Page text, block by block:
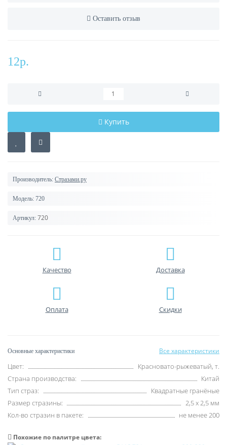
Оставить отзыв
12р.
Купить
Производитель: Стразами.ру
Модель: 720
Артикул: 720
Качество Доставка
Оплата Скидки
Основные характеристики Все характеристики
Цвет:
Красновато-рыжеватый, т.
Страна производства:
Китай
Тип страз:
Квадратные гранёные
Размер стразины:
2,5 х 2,5 мм
Кол-во стразин в пакете:
не менее 200
Похожие по палитре цвета: